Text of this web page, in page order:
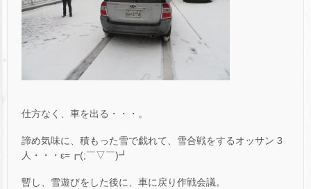
仕方なく、車を出る・・・。
諦め気味に、積もった雪で戯れて、雪合戦をするオッサン 3
人・・・ε=┏(;￣▽￣)┛
暫し、雪遊びをした後に、車に戻り作戦会議。